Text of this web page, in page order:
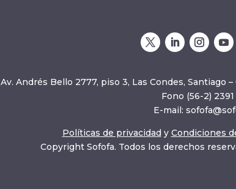
Av. Andrés Bello 2777, piso 3, Las Condes, Santiago –
Fono (56-2)
E-mail:
Políticas de privacidad y Condiciones
Copyright Sofofa. Todos los derechos